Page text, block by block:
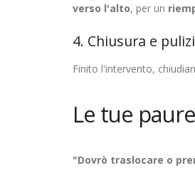
verso l'alto, per un
4. Chiusura e
Finito l'intervento,
Le tue
"Dovrò traslocare o